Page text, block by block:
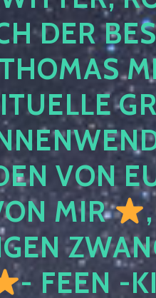
DER
THOMAS
VON
MIR
- FEEN -